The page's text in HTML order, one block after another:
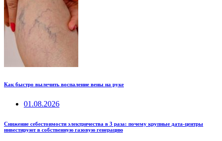
Как быстро вылечить воспаление вены на руке
01.08.2026
Снижение себестоимости электричества в 3 раза: почему крупные дата-центры
инвестируют в собственную газовую генерацию